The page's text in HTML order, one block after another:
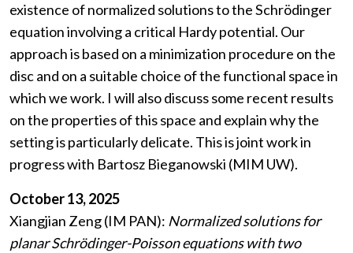
existence of normalized solutions to the Schrödinger
equation involving a critical Hardy potential. Our
approach is based on a minimization procedure on the
disc and on a suitable choice of the functional space in
which we work. I will also discuss some recent results
on the properties of this space and explain why the
setting is particularly delicate. This is joint work in
progress with Bartosz Bieganowski (MIM UW).
October 13, 2025
Xiangjian Zeng (IM PAN): Normalized solutions for
planar Schrödinger-Poisson equations with two